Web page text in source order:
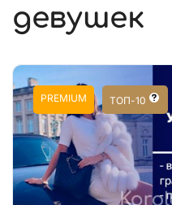
девушек
PREMIUM ТОП-10